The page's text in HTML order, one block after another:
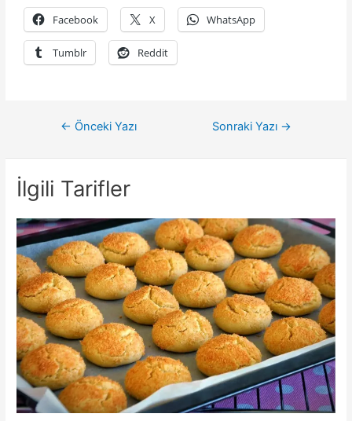
Facebook X WhatsApp
Tumblr Reddit
← Önceki Yazı Sonraki Yazı →
İlgili Tarifler